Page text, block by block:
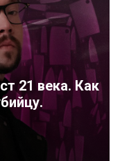
21 века. Как